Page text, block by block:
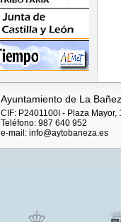
Ayuntamiento de La
CIF: P2401100I - Plaza
Teléfono: 987 640 952
e-mail: info@aytobaneza.es